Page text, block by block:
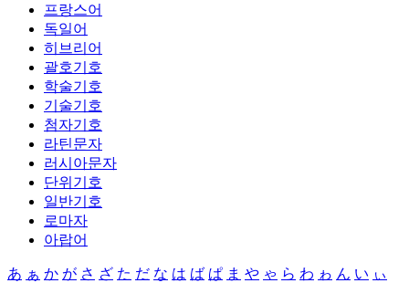
프랑스어
독일어
히브리어
괄호기호
학술기호
기술기호
첨자기호
라틴문자
러시아문자
단위기호
일반기호
로마자
아랍어
あ ぁ か が さ ざ た だ な は ば ぱ ま や ゃ ら わ ゎ ん い ぃ